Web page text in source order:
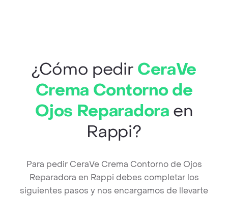
¿Cómo pedir CeraVe
Crema Contorno de
Ojos Reparadora en
Rappi?
Para pedir CeraVe Crema Contorno de Ojos
Reparadora en Rappi debes completar los
siguientes pasos y nos encargamos de llevarte